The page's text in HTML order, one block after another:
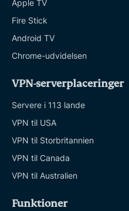
Apple TV
Fire Stick
Android TV
Chrome-udvidelsen
VPN-serverplaceringer
Servere i 113 lande
VPN til USA
VPN til Storbritannien
VPN til Canada
VPN til Australien
Funktioner